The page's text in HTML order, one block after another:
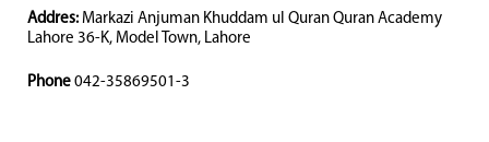
Addres: Markazi Anjuman Khuddam ul Quran Quran Academy
Lahore 36-K, Model Town, Lahore
Phone 042-35869501-3